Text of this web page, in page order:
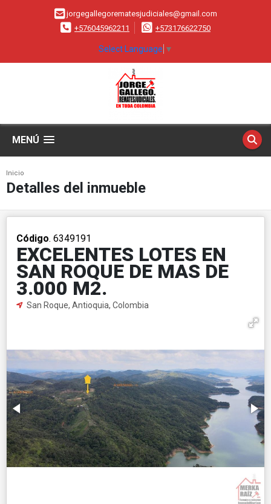
jorgegallegorematesjudiciales@gmail.com
+576045962211
+573176622750
Select Language ▼
MENÚ
Inicio
Detalles del inmueble
Código. 6349191
EXCELENTES LOTES EN
SAN ROQUE DE MAS DE
3.000 M2.
San Roque, Antioquia, Colombia